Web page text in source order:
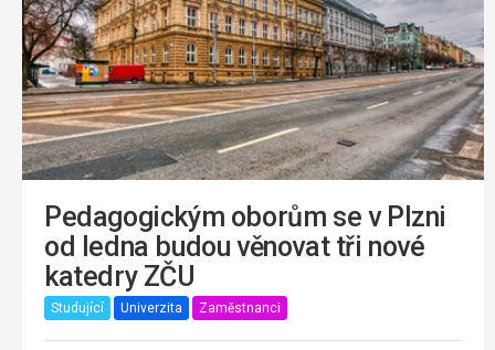
Pedagogickým oborům se v Plzni
od ledna budou věnovat tři nové
katedry ZČU
Studující Univerzita Zaměstnanci